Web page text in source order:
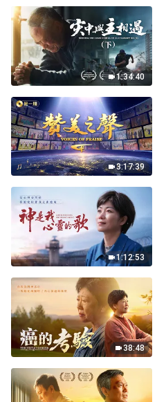
1:34:40
3:17:39
1:12:53
38:48